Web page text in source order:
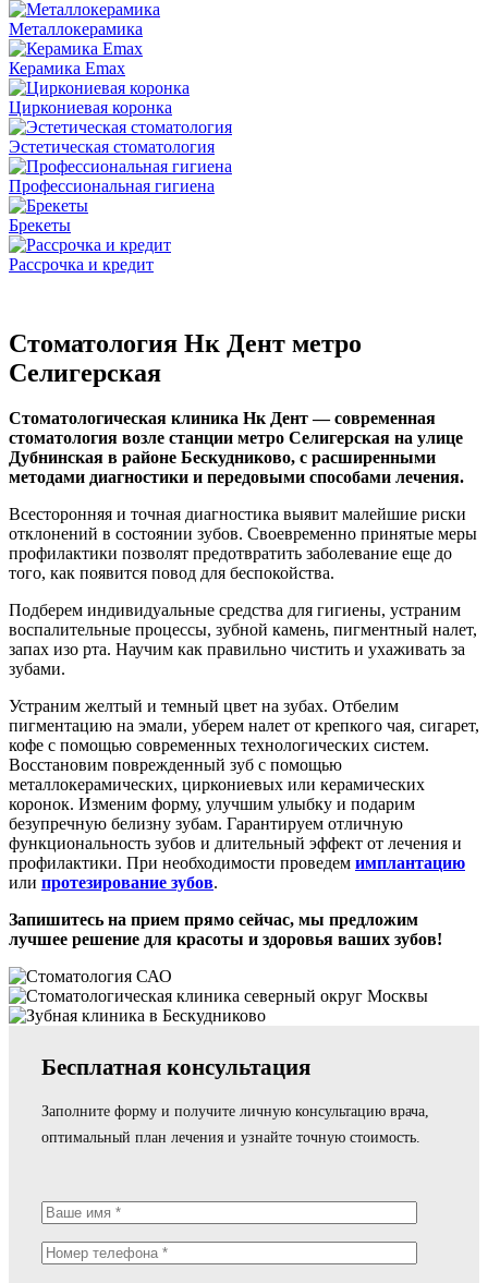
Металлокерамика
Керамика Emax
Циркониевая коронка
Эстетическая стоматология
Профессиональная гигиена
Брекеты
Рассрочка и кредит
Стоматология Нк Дент метро
Селигерская
Стоматологическая клиника Нк Дент — современная
стоматология возле станции метро Селигерская на улице
Дубнинская в районе Бескудниково, с расширенными
методами диагностики и передовыми способами лечения.
Всесторонняя и точная диагностика выявит малейшие риски
отклонений в состоянии зубов. Своевременно принятые меры
профилактики позволят предотвратить заболевание еще до
того, как появится повод для беспокойства.
Подберем индивидуальные средства для гигиены, устраним
воспалительные процессы, зубной камень, пигментный налет,
запах изо рта. Научим как правильно чистить и ухаживать за
зубами.
Устраним желтый и темный цвет на зубах. Отбелим
пигментацию на эмали, уберем налет от крепкого чая, сигарет,
кофе с помощью современных технологических систем.
Восстановим поврежденный зуб с помощью
металлокерамических, циркониевых или керамических
коронок. Изменим форму, улучшим улыбку и подарим
безупречную белизну зубам. Гарантируем отличную
функциональность зубов и длительный эффект от лечения и
профилактики. При необходимости проведем имплантацию
или протезирование зубов.
Запишитесь на прием прямо сейчас, мы предложим
лучшее решение для красоты и здоровья ваших зубов!
Бесплатная консультация
Заполните форму и получите личную консультацию врача,
оптимальный план лечения и узнайте точную стоимость.